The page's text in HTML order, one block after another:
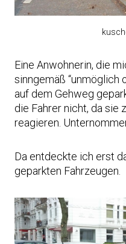
Eine Anwohnerin, die
sinngemäß
auf dem Gehweg
die Fahrer nicht, da sie
reagieren.
Da entdeckte ich erst
geparkten Fahrzeugen.